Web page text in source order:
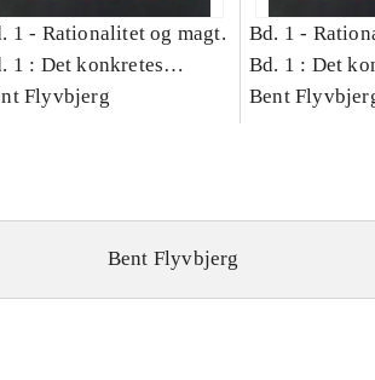
1 - Rationalitet og magt.
1 : Det konkretes
Flyvbjerg
Bd. 1 -
Bd. 1 : Det
videnskab
Bent
Bent Flyvbjerg